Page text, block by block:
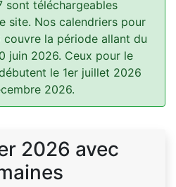
sont téléchargeables
site. Nos calendriers pour
couvre la période allant du
juin 2026. Ceux pour le
le 1er juillet 2026
2026.
2026 avec